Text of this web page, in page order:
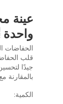
واحدة
الحفاضات
قلب
جيدًا
بالمقارنة
الكمية: